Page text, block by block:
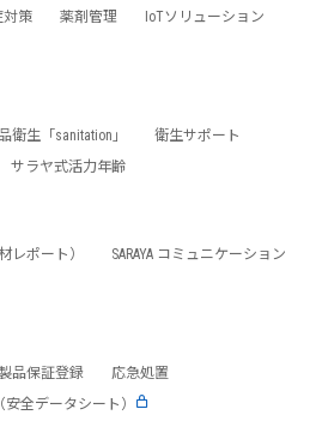
対策 薬剤管理
IoTソリューション
衛生「sanitation」
衛生サポート
サラヤ式活力年齢
レポート）
SARAYA コミュニケーション
品保証登録
応急処置
安全データシート）